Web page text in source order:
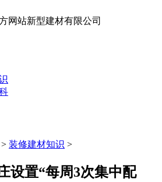
> 装修建材知识 >
设置“每周3次集中配